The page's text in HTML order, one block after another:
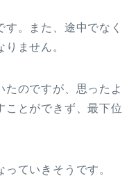
。また、途中でなく
ません。
のですが、思ったよ
ことができず、最下位
ていきそうです。